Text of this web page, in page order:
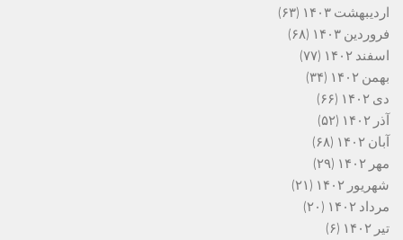
اردیبهشت ۱۴۰۳
(۶۳)
فروردین ۱۴۰۳
(۶۸)
اسفند ۱۴۰۲
(۷۷)
بهمن ۱۴۰۲
(۳۴)
دی ۱۴۰۲
(۶۶)
آذر ۱۴۰۲
(۵۲)
آبان ۱۴۰۲
(۶۸)
مهر ۱۴۰۲
(۲۹)
شهریور ۱۴۰۲
(۲۱)
مرداد ۱۴۰۲
(۲۰)
تیر ۱۴۰۲
(۶)